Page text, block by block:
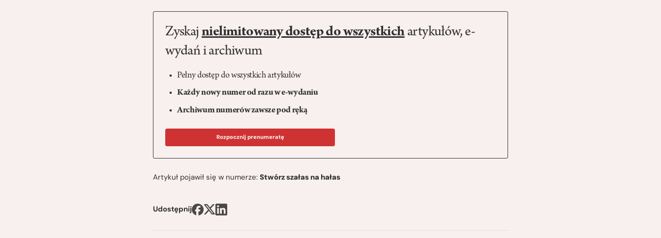
Zyskaj nielimitowany dostęp do wszystkichartykułów, e-
wydań i archiwum
Pełny dostęp do wszystkich artykułów
Każdy nowy numer od razu w e-wydaniu
Archiwum numerów zawsze pod ręką
Rozpocznij prenumeratę
Artykuł pojawił się w numerze:Stwórz szałas na hałas
Udostępnij